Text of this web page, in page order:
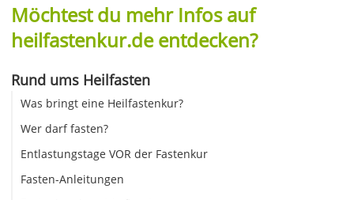
Möchtest du mehr Infos auf
heilfastenkur.de entdecken?
Rund ums Heilfasten
Was bringt eine Heilfastenkur?
Wer darf fasten?
Entlastungstage VOR der Fastenkur
Fasten-Anleitungen